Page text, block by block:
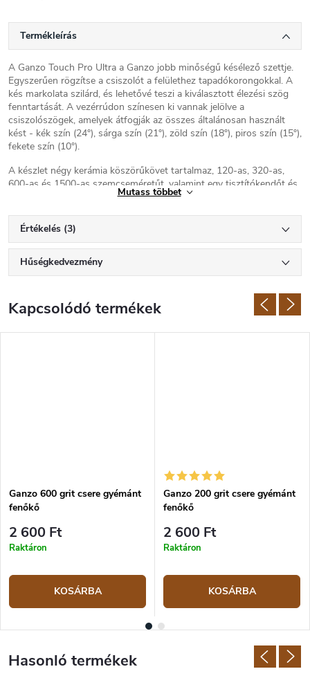
Termékleírás
A Ganzo Touch Pro Ultra a Ganzo jobb minőségű késélező szettje.
Egyszerűen rögzítse a csiszolót a felülethez tapadókorongokkal. A
kés markolata szilárd, és lehetővé teszi a kiválasztott élezési szög
fenntartását. A vezérrúdon színesen ki vannak jelölve a
csiszolószögek, amelyek átfogják az összes általánosan használt
kést - kék szín (24°), sárga szín (21°), zöld szín (18°), piros szín (15°),
fekete szín (10°).
A készlet négy kerámia köszörűkövet tartalmaz, 120-as, 320-as,
600-as és 1500-as szemcseméretűt, valamint egy tisztítókendőt és
Felhívjuk figyelmét, hogy a kövek törékenyek, ezért gyakori, hogy
a kövek sarkai néha kissé lekerekítettek vagy másképpen nem
tökéletesek, ami abszolút nincs hatással a a kő tulajdonságaira
és a csiszolófelület felhasználására a kés fenésénél.
Kések és élezőkészletek modern kínai
Mutass többet
Értékelés (3)
Hűségkedvezmény
Kapcsolódó termékek
Ganzo 600 grit csere gyémánt
fenőkő
2 600 Ft
Raktáron
KOSÁRBA
Ganzo 200 grit csere gyémánt
fenőkő
2 600 Ft
Raktáron
KOSÁRBA